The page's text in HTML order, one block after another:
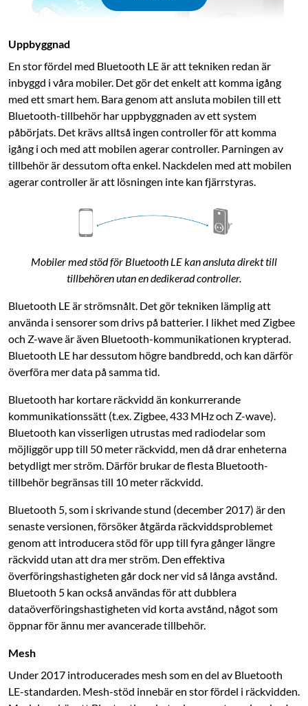
Plejd
Infälld Bluetooth-
krondimmermottagare
200 W
729:-
Installeras bakom befintlig
100+ st
Danalock
V3 Scandi Elektroniskt
dörrlås
4.0 (27)
2 290:-
Bluetooth LE- och Z-wave-
Gäståtkomst
Enkel installation
Online 20+ st
Uppbyggnad
En stor fördel med Bluetooth LE är att tekniken redan är
inbyggd i våra mobiler. Det gör det enkelt att komma igång
med ett smart hem. Bara genom att ansluta mobilen till ett
Bluetooth-tillbehör har uppbyggnaden av ett system
påbörjats. Det krävs alltså ingen controller för att komma
igång i och med att mobilen agerar controller. Parningen av
tillbehör är dessutom ofta enkel. Nackdelen med att mobilen
agerar controller är att lösningen inte kan fjärrstyras.
Mobiler med stöd för Bluetooth LE kan ansluta direkt till
tillbehören utan en dedikerad controller.
Bluetooth LE är strömsnålt. Det gör tekniken lämplig att
använda i sensorer som drivs på batterier. I likhet med Zigbee
och Z-wave är även Bluetooth-kommunikationen krypterad.
Bluetooth LE har dessutom högre bandbredd, och kan därför
överföra mer data på samma tid.
Bluetooth har kortare räckvidd än konkurrerande
kommunikationssätt (t.ex. Zigbee, 433 MHz och Z-wave).
Bluetooth kan visserligen utrustas med radiodelar som
möjliggör upp till 50 meter räckvidd, men då drar enheterna
betydligt mer ström. Därför brukar de flesta Bluetooth-
tillbehör begränsas till 10 meter räckvidd.
Bluetooth 5, som i skrivande stund (december 2017) är den
senaste versionen, försöker åtgärda räckviddsproblemet
genom att introducera stöd för upp till fyra gånger längre
räckvidd utan att dra mer ström. Den effektiva
överföringshastigheten går dock ner vid så långa avstånd.
Bluetooth 5 kan också användas för att dubblera
dataöverföringshastigheten vid korta avstånd, något som
öppnar för ännu mer avancerade tillbehör.
Mesh
Under 2017 introducerades mesh som en del av Bluetooth
LE-standarden. Mesh-stöd innebär en stor fördel i räckvidden.